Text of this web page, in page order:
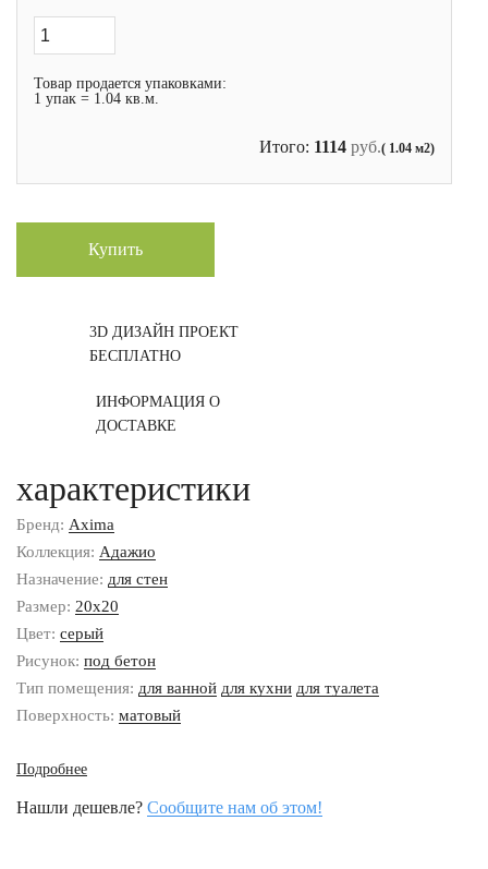
Товар продается упаковками:
1 упак = 1.04 кв.м.
Итого: 1114 руб.( 1.04 м2)
Купить
3D ДИЗАЙН ПРОЕКТ
БЕСПЛАТНО
ИНФОРМАЦИЯ О
ДОСТАВКЕ
характеристики
Бренд: Axima
Коллекция: Адажио
Назначение: для стен
Размер: 20x20
Цвет: серый
Рисунок: под бетон
Тип помещения: для ванной для кухни для туалета
Поверхность: матовый
Подробнее
Нашли дешевле? Сообщите нам об этом!